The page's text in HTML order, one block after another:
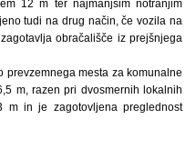
12 m ter najmanjšim notranjim
tudi na drug način, če vozila na
obračališče iz prejšnjega
mesta za komunalne
m, razen pri dvosmernih lokalnih
in je zagotovljena preglednost